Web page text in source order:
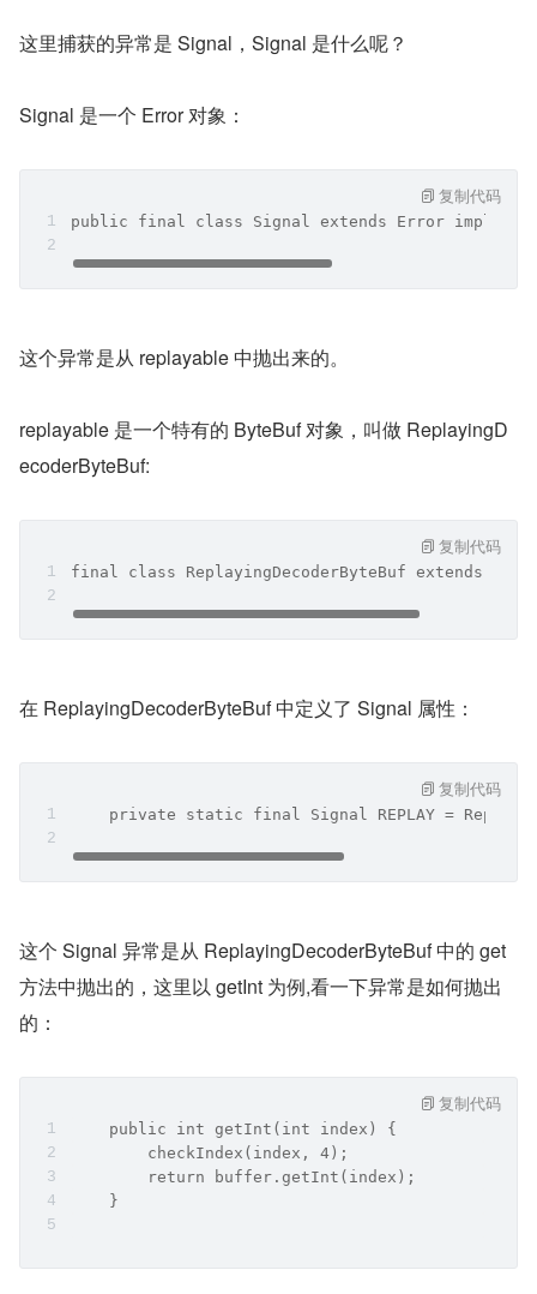
这里捕获的异常是 Signal，Signal 是什么呢？
Signal 是一个 Error 对象：
public final class Signal extends Error
复制代码
这个异常是从 replayable 中抛出来的。
replayable 是一个特有的 ByteBuf 对象，叫做 ReplayingD
ecoderByteBuf:
final class ReplayingDecoderByteBuf extends
复制代码
在 ReplayingDecoderByteBuf 中定义了 Signal 属性：
private static final Signal REPLAY =
复制代码
这个 Signal 异常是从 ReplayingDecoderByteBuf 中的 get
方法中抛出的，这里以 getInt 为例,看一下异常是如何抛出
的：
    public int getInt(int index) {
        checkIndex(index, 4);
        return buffer.getInt(index);
    }
复制代码